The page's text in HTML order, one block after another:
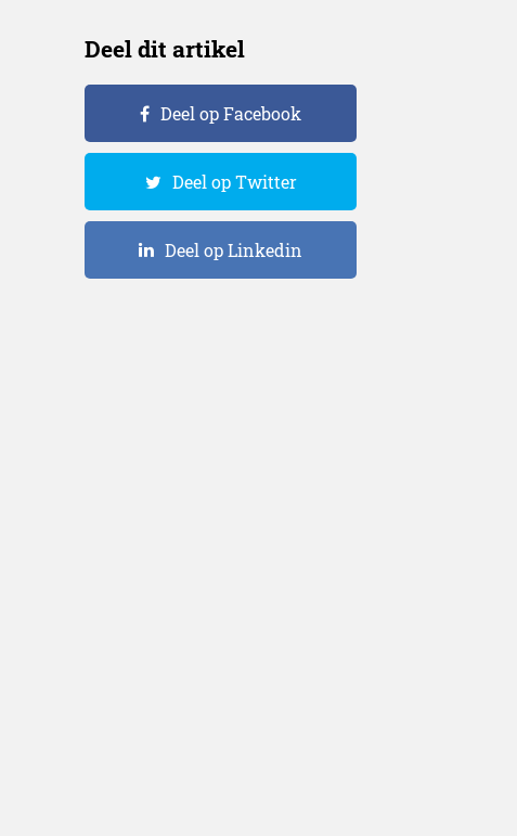
Deel dit artikel
Deel op Facebook
Deel op Twitter
Deel op Linkedin